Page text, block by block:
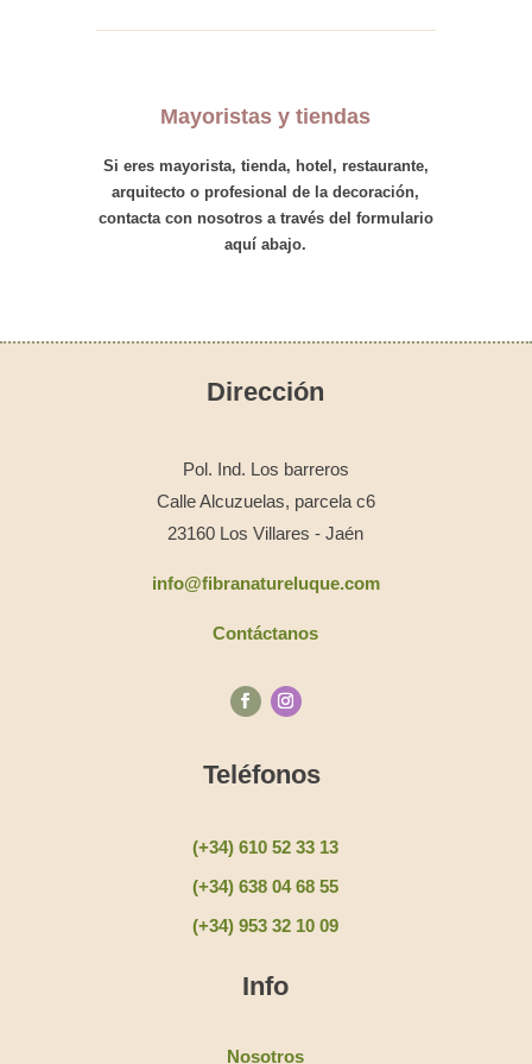
Mayoristas y tiendas
Si eres mayorista, tienda, hotel , restaurante,
arquitecto o profesional de la decoración,
contacta con nosotrosa través del formulario
aquí abajo.
Dirección
Pol. Ind. Los barreros
Calle Alcuzuelas, parcela c6
23160 Los Villares - Jaén
info@fibranatureluque.com
Contáctanos
Teléfonos
(+34) 610 52 33 13
(+34) 638 04 68 55
(+34) 953 32 10 09
Info
Nosotros